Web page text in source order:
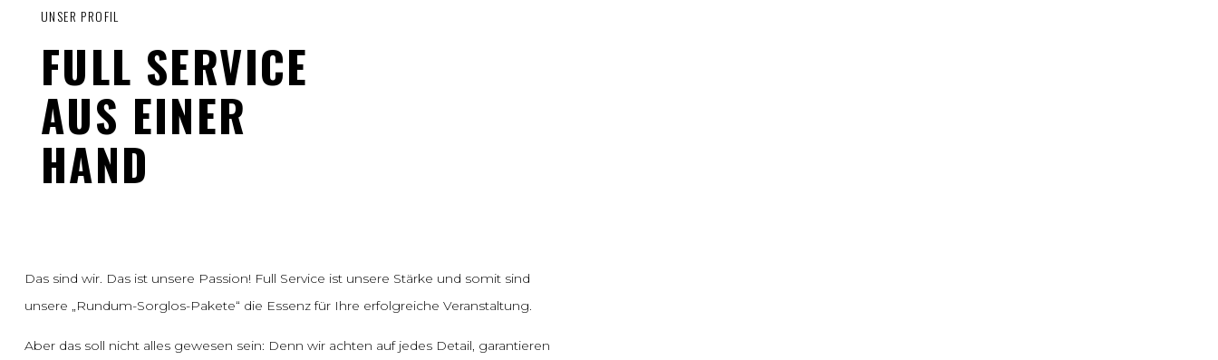
UNSER PROFIL
FULL SERVICE
AUS EINER
HAND
Das sind wir. Das ist unsere Passion! Full Service ist unsere Stärke und somit sind
unsere „Rundum-Sorglos-Pakete“ die Essenz für Ihre erfolgreiche Veranstaltung.
Aber das soll nicht alles gewesen sein: Denn wir achten auf jedes Detail, garantieren